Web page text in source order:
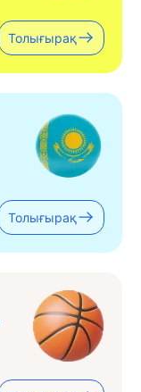
Толығырақ
Толығырақ